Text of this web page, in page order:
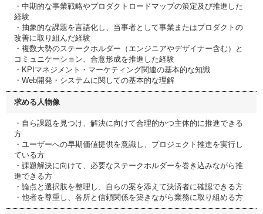
・中期的な事業戦略やプロダクトロードマップの策定及び推進した
経験
・抽象的な課題を言語化し、当事者として事業またはプロダクトの
改善に取り組んだ経験
・複数大勢のステークホルダー（エンジニアやデザイナー含む）と
コミュニケーション、合意形成を推進した経験
・KPIマネジメント・マーケティング関連の基本的な知識
・Web開発・システムに関しての基本的な理解
求める人物像
・自ら課題を見つけ、解決に向けて合理的かつ主体的に推進できる
方
・ユーザーへの早期価値提供を意識し、プロジェクト推進を実行し
ている方
・課題解決に向けて、必要なステークホルダーを巻き込みながら推
進できる方
・論点と選択肢を整理し、自らの案を添えて決済者に確認できる方
・他者を尊重し、各所と信頼関係を築きながら業務に取り組める方